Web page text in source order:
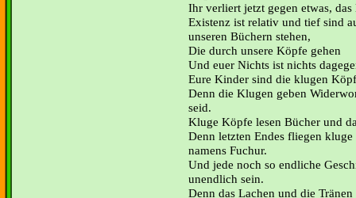
Ihr verliert jetzt gegen etwas,
Existenz ist relativ und tief sind
unseren Büchern stehen,
Die durch unsere Köpfe gehen
Und euer Nichts ist nichts
Eure Kinder sind die klugen
Denn die Klugen geben
seid.
Kluge Köpfe lesen Bücher und
Denn letzten Endes fliegen
namens Fuchur.
Und jede noch so endliche
unendlich sein.
Denn das Lachen und die